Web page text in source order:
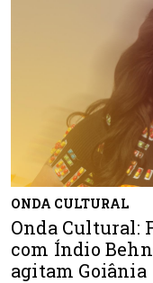
ONDA CULTURAL
Onda Cultural:
com Índio
agitam Goiânia